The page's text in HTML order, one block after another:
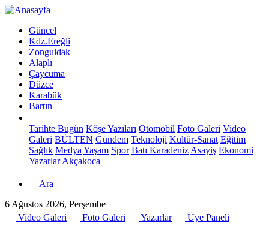
Güncel
Kdz.Ereğli
Zonguldak
Alaplı
Çaycuma
Düzce
Karabük
Bartın
Tarihte Bugün Köşe Yazıları Otomobil Foto Galeri Video
Galeri BÜLTEN Gündem Teknoloji Kültür-Sanat Eğitim
Sağlık Medya Yaşam Spor Batı Karadeniz Asayiş Ekonomi
Yazarlar Akçakoca
Ara
6 Ağustos 2026, Perşembe
Video Galeri
Foto Galeri Yazarlar
Üye Paneli